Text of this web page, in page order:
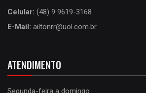
Celular: (48) 9 9619-3168
E-Mail: ailtonrr@uol.com.br
ATENDIMENTO